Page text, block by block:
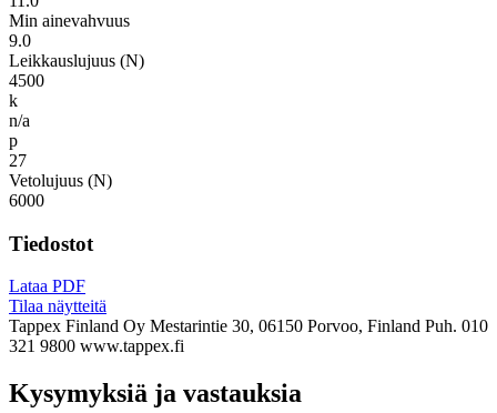
Min ainevahvuus
9.0
Leikkauslujuus (N)
4500
k
n/a
p
27
Vetolujuus (N)
6000
Tiedostot
Lataa PDF
Tilaa näytteitä
Tappex Finland Oy Mestarintie 30, 06150 Porvoo, Finland Puh. 010
321 9800 www.tappex.fi
Kysymyksiä ja vastauksia